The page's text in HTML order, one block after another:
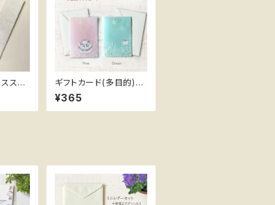
ギフトカード(多目的)文
字なし ススメ隊長
¥365